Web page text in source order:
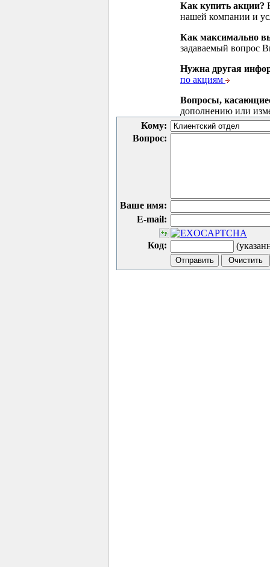
Как купить акции?
нашей компании и
Как максимально
задаваемый вопрос
Нужна другая
по акциям
Вопросы,
дополнению или
Кому:
Вопрос:
Ваше имя:
E-mail:
Код: